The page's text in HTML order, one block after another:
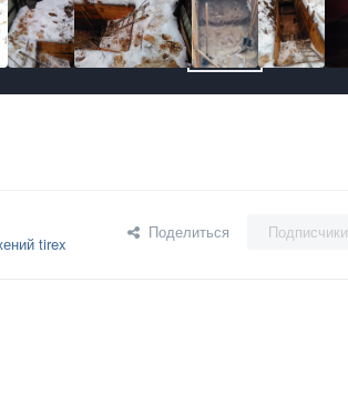
tirex
Поделиться Подписчики